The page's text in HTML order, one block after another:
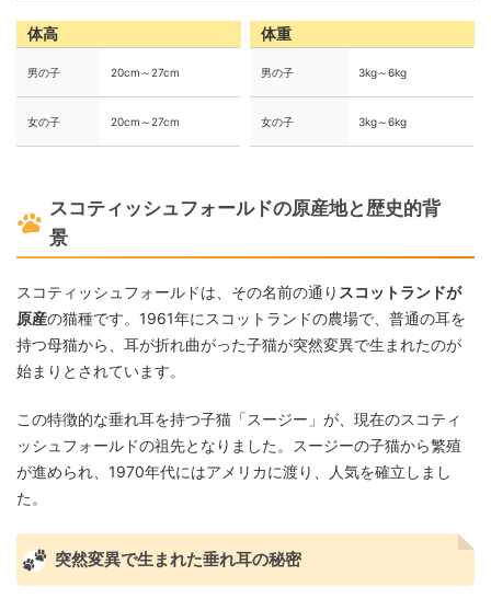
体高
男の子 20cm～27cm
女の子 20cm～27cm
体重
男の子 3kg～6kg
女の子 3kg～6kg
スコティッシュフォールドの原産地と歴史的背
景
スコティッシュフォールドは、その名前の通り スコットランドが
原産の猫種です。1961年にスコットランドの農場で、普通の耳を
持つ母猫から、耳が折れ曲がった子猫が突然変異で生まれたのが
始まりとされています。
この特徴的な垂れ耳を持つ子猫「スージー」が、現在のスコティ
ッシュフォールドの祖先となりました。スージーの子猫から繁殖
が進められ、1970年代にはアメリカに渡り、人気を確立しまし
た。
突然変異で生まれた垂れ耳の秘密